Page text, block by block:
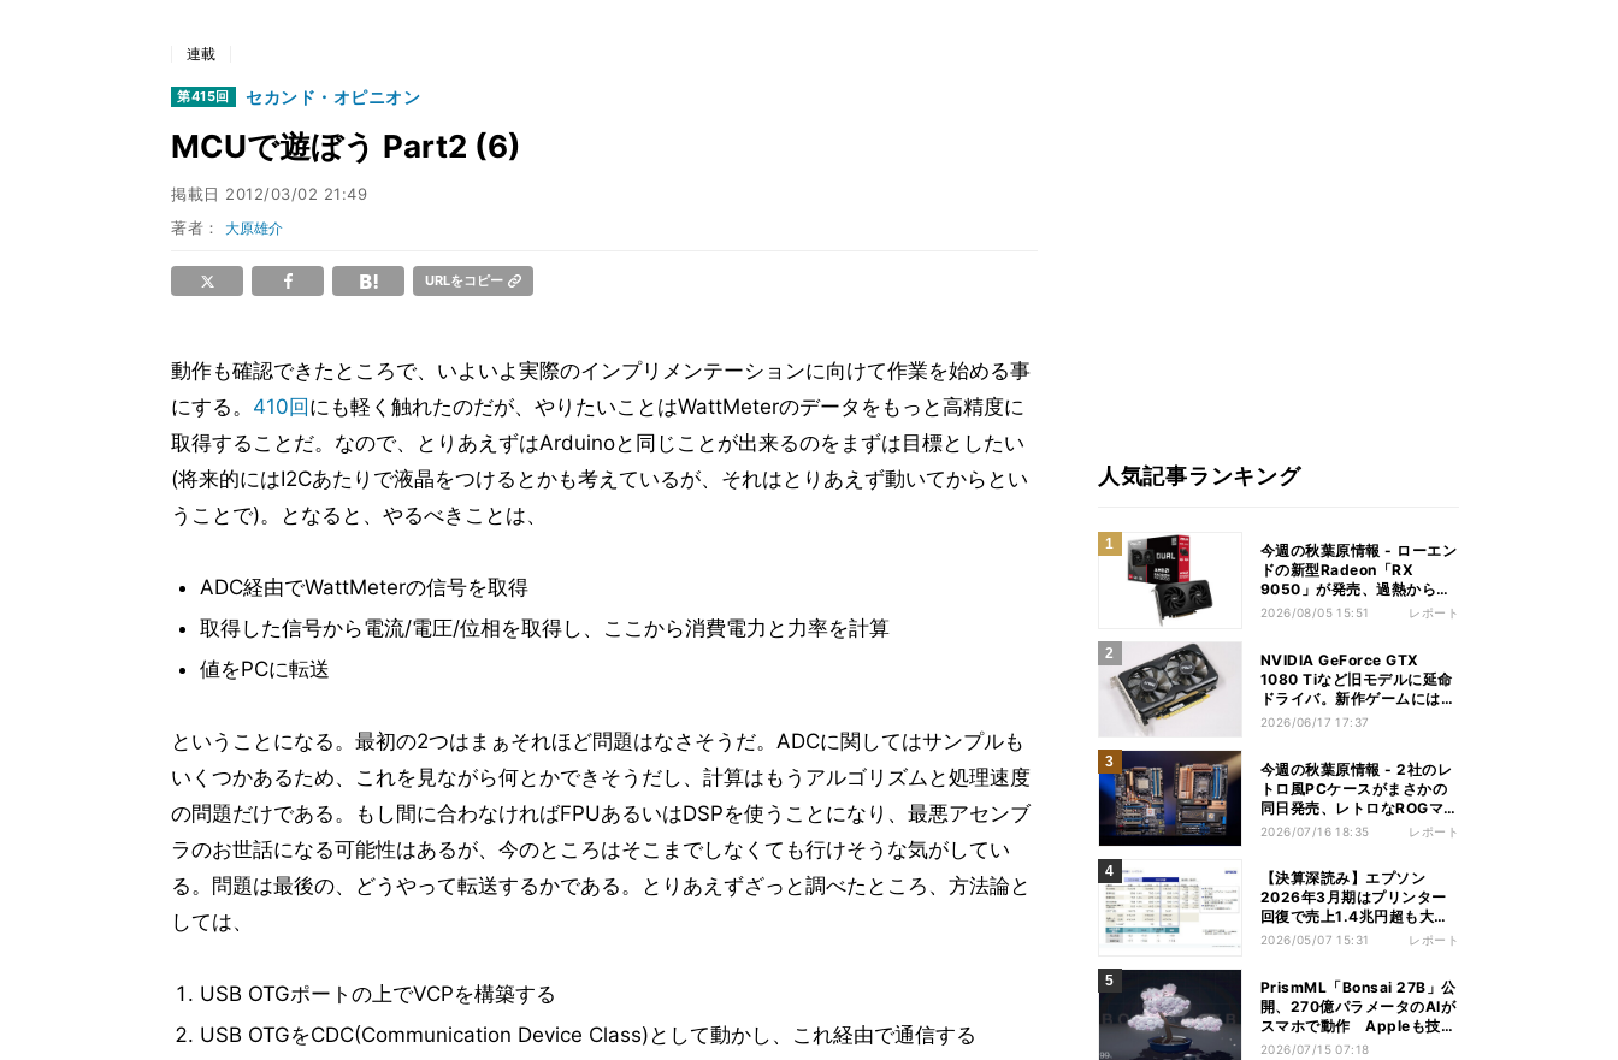
連載
第415回 セカンド・オピニオン
MCUで遊ぼう Part2 (6)
掲載日 2012/03/02 21:49
著者：大原雄介
URLをコピー
動作も確認できたところで、いよいよ実際のインプリメンテーションに向けて作業を始める事
にする。 410回 にも軽く触れたのだが、やりたいことはWattMeterのデータをもっと高精度に
取得することだ。なので、とりあえずはArduinoと同じことが出来るのをまずは目標としたい
(将来的にはI2Cあたりで液晶をつけるとかも考えているが、それはとりあえず動いてからとい
うことで)。となると、やるべきことは、
ADC経由でWattMeterの信号を取得
取得した信号から電流/電圧/位相を取得し、ここから消費電力と力率を計算
値をPCに転送
ということになる。最初の2つはまぁそれほど問題はなさそうだ。ADCに関してはサンプルも
いくつかあるため、これを見ながら何とかできそうだし、計算はもうアルゴリズムと処理速度
の問題だけである。もし間に合わなければFPUあるいはDSPを使うことになり、最悪アセンブ
ラのお世話になる可能性はあるが、今のところはそこまでしなくても行けそうな気がしてい
る。問題は最後の、どうやって転送するかである。とりあえずざっと調べたところ、方法論と
しては、
USB OTGポートの上でVCPを構築する
USB OTGをCDC(Communication Device Class)として動かし、これ経由で通信する
人気記事ランキング
今週の秋葉原情報 - ローエン
ドの新型Radeon「RX
9050」が発売、過熱から守
れる電源ケーブルも
2026/08/05 15:51 レポート
NVIDIA GeForce GTX
1080 Tiなど旧モデルに延命
ドライバ。新作ゲームには非
対応
2026/06/17 17:37
今週の秋葉原情報 - 2社のレ
トロ風PCケースがまさかの
同日発売、レトロなROGマザ
ーも登場
2026/07/16 18:35 レポート
【決算深読み】エプソン
2026年3月期はプリンター
回復で売上1.4兆円超も大幅
減益、今期は増収増益見込む
2026/05/07 15:31 レポート
PrismML「Bonsai 27B」公
開、270億パラメータのAIが
スマホで動作 Appleも技術
を評価
2026/07/15 07:18